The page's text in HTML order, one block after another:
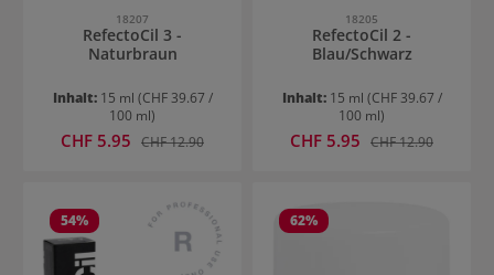
18207
RefectoCil 3 -
Naturbraun
Inhalt: 15 ml (CHF 39.67 /
100 ml)
Verkaufspreis:
CHF 5.95 Regulärer Preis:
CHF 12.90
18205
RefectoCil 2 -
Blau/Schwarz
Inhalt: 15 ml (CHF 39.67 /
100 ml)
Verkaufspreis:
CHF 5.95 Regulärer Preis:
CHF 12.90
54% 62%